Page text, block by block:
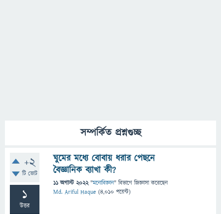
সম্পর্কিত প্রশ্নগুচ্ছ
+2
টি ভোট
1
উত্তর
ঘুমের মধ্যে বোবায় ধরার পেছনে
বৈজ্ঞানিক ব্যাখা কী?
11 অগাস্ট 2022 "মনোবিজ্ঞান" বিভাগে জিজ্ঞাসাকরেছেন
Md. Ariful Haque (4,010 পয়েন্ট)